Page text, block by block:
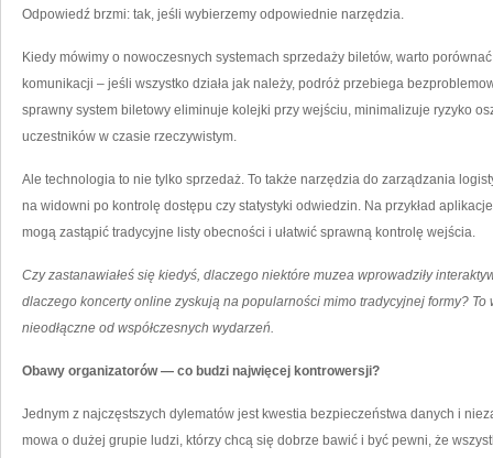
Odpowiedź brzmi: tak, jeśli wybierzemy odpowiednie narzędzia.
Kiedy mówimy o nowoczesnych systemach sprzedaży biletów, warto
komunikacji – jeśli wszystko działa jak należy, podróż przebiega
sprawny system biletowy eliminuje kolejki przy wejściu, minimalizuje ryzyko
uczestników w czasie rzeczywistym.
Ale technologia to nie tylko sprzedaż. To także narzędzia do zarządzania
na widowni po kontrolę dostępu czy statystyki odwiedzin. Na przykład
mogą zastąpić tradycyjne listy obecności i ułatwić sprawną kontrolę wejścia.
Czy zastanawiałeś się kiedyś, dlaczego niektóre muzea wprowadziły
dlaczego koncerty online zyskują na popularności mimo tradycyjnej formy? To
nieodłączne od współczesnych wydarzeń.
Obawy organizatorów — co budzi najwięcej kontrowersji?
Jednym z najczęstszych dylematów jest kwestia bezpieczeństwa danych i
mowa o dużej grupie ludzi, którzy chcą się dobrze bawić i być pewni, że